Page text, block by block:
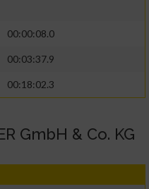
00:00:08.0
00:03:37.9
00:18:02.3
GmbH & Co. KG